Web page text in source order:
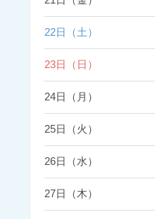
22日（土）
23日（日）
24日（月）
25日（火）
26日（水）
27日（木）